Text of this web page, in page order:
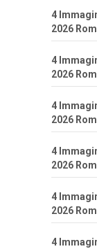
4
2026
4
2026
4
2026
4
2026
4
2026
4